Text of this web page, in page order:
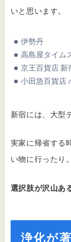
いと思います。
伊勢丹
高島屋タイム
京王百貨店 新
小田急百貨店
新宿には、大型
実家に帰省する
い物に行ったり。
選択肢が沢山あ
浄化が